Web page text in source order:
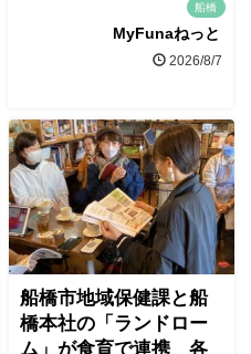
船橋
MyFunaねっと
2026/8/7
船橋市地域保健課と船
橋本社の「ランドロー
ム」が食育で連携 各